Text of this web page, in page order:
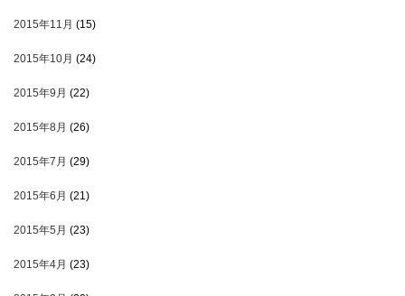
2015年11月 (15)
2015年10月 (24)
2015年9月 (22)
2015年8月 (26)
2015年7月 (29)
2015年6月 (21)
2015年5月 (23)
2015年4月 (23)